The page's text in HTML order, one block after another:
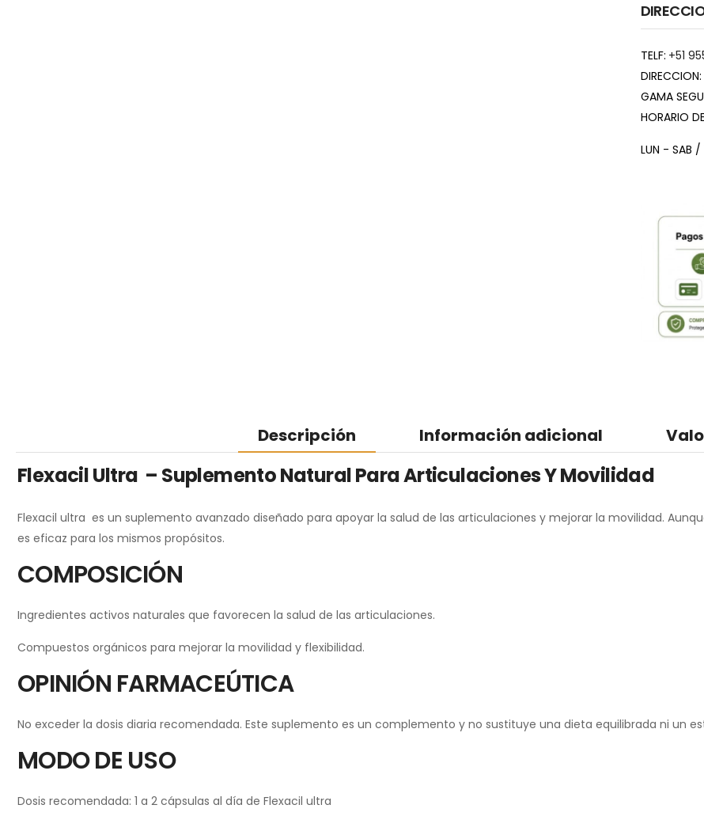
TELF: +51
DIRECCION:
GAMA
HORARIO
LUN - SAB
Descripción Información adicional
Flexacil Ultra – Suplemento Natural Para Articulaciones Y Movilidad
Flexacil ultra es un suplemento avanzado diseñado para apoyar la salud de las articulaciones y mejorar la movilidad.
es eficaz para los mismos propósitos.
COMPOSICIÓN
Ingredientes activos naturales que favorecen la salud de las articulaciones.
Compuestos orgánicos para mejorar la movilidad y flexibilidad.
OPINIÓN FARMACEÚTICA
No exceder la dosis diaria recomendada. Este suplemento es un complemento y no sustituye una dieta equilibrada ni un
MODO DE USO
Dosis recomendada: 1 a 2 cápsulas al día de Flexacil ultra